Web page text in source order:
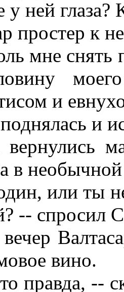
ней глаза?
простер к
мне снять
и
и
в
или ты
-- спросил
вино.
правда, --